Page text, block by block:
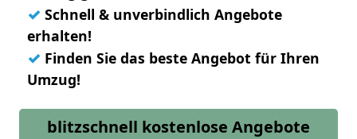
✓ Schnell & unverbindlich Angebote
erhalten!
✓ Finden Sie das beste Angebot für Ihren
Umzug!
blitzschnell kostenlose Angebote